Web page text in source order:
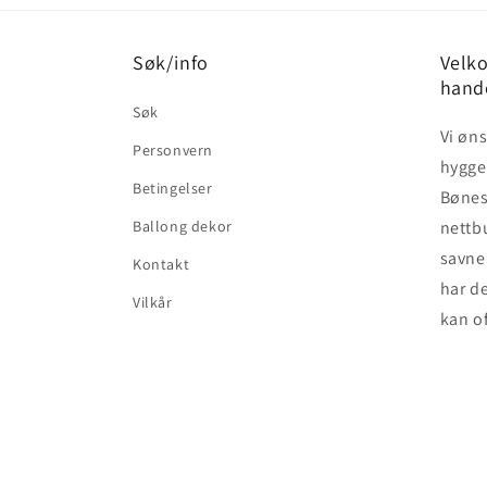
Søk/info
Søk
Personvern
Betingelser
Ballong dekor
Kontakt
Vilkår
Vi
har
kan